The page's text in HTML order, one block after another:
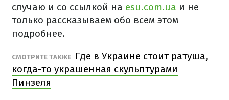
случаю и со ссылкой на esu.com.ua и не
только рассказываем обо всем этом
подробнее.
СМОТРИТЕ ТАКЖЕ
Где в Украине стоит ратуша,
когда-то украшенная скульптурами
Пинзеля